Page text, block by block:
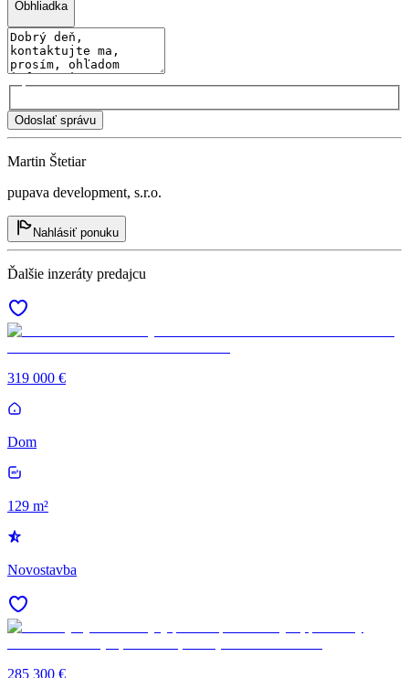
Obhliadka
Odoslať správu
Martin Štetiar
pupava development, s.r.o.
Nahlásiť ponuku
Ďalšie inzeráty predajcu
319 000 €
Dom
129 m²
Novostavba
285 300 €